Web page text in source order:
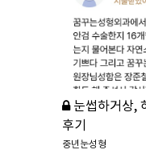
눈썹하거상,
후기
중년눈성형